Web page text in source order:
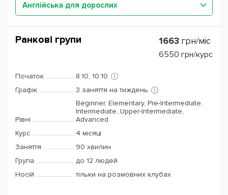
Англійська для дорослих
Ранкові групи 1663 грн/міс
6550 грн/курс
Початок
8:10, 10:10
Графік
3 заняття на тиждень
Рівні
Beginner, Elementary, Pre-Intermediate,
Intermediate, Upper-Intermediate,
Advanced
Курс
4 місяці
Заняття
90 хвилин
Група
до 12 людей
Носій
тільки на розмовних клубах